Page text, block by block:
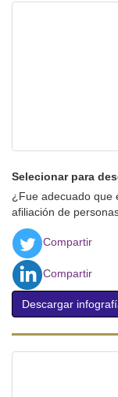
Selecionar para
¿Fue adecuado que
afiliación de
Compartir
Compartir
Descargar